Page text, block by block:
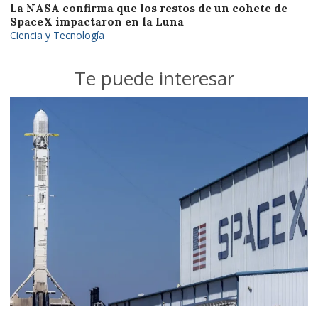
La NASA confirma que los restos de un cohete de
SpaceX impactaron en la Luna
Ciencia y Tecnología
Te puede interesar